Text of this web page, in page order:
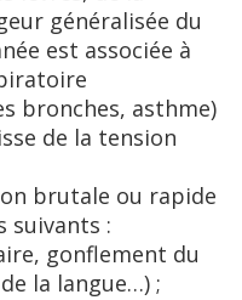
généralisée du
est associée à
bronches, asthme)
de la tension
brutale ou rapide
suivants :
gonflement du
la langue…) ;